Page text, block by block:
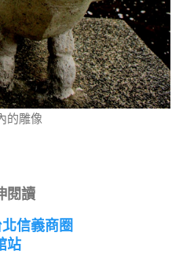
的雕像
閱讀
信義商圈
站